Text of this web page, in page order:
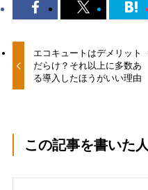
エコキュートはデメリット
だらけ？それ以上に多数あ
る導入したほうがいい理由
この記事を書いた人